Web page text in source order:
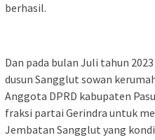
berhasil.
Dan pada bulan Juli tahun
dusun Sangglut sowan
Anggota DPRD kabupaten
fraksi partai Gerindra untuk
Jembatan Sangglut yang